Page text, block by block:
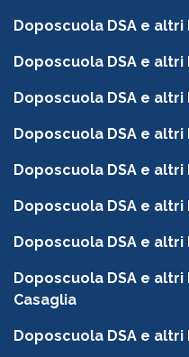
Doposcuola DSA e altri
Doposcuola DSA e altri
Doposcuola DSA e altri
Doposcuola DSA e altri
Doposcuola DSA e altri
Doposcuola DSA e altri
Doposcuola DSA e altri
Doposcuola DSA e altri
Casaglia
Doposcuola DSA e altri